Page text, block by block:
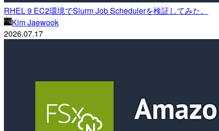
RHEL 9 EC2環境でSlurm Job Schedulerを検証してみた。
Kim Jaewook
2026.07.17